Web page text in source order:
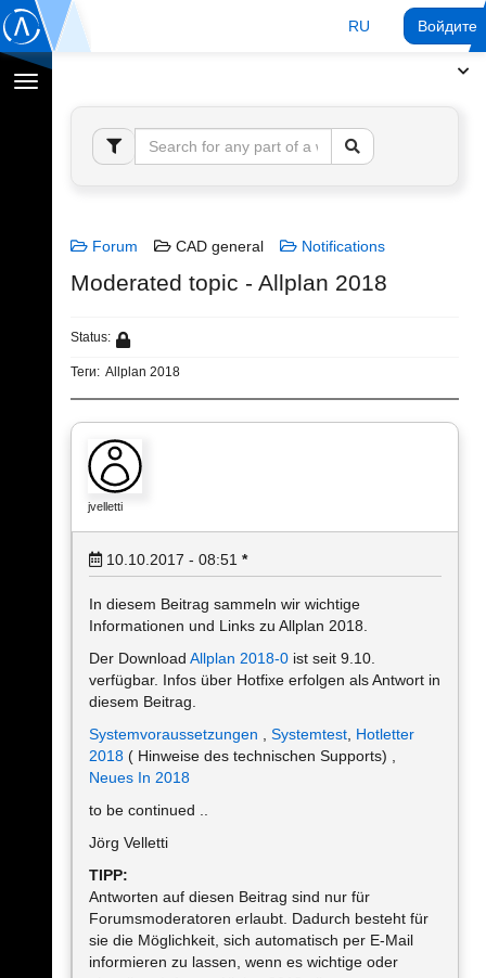
RU Войдите
Переключение
навигации
Forum CAD general Notifications
Moderated topic - Allplan 2018
Status:
Теги: Allplan 2018
jvelletti
10.10.2017 - 08:51 *
In diesem Beitrag sammeln wir wichtige
Informationen und Links zu Allplan 2018.
Der Download Allplan 2018-0 ist seit 9.10.
verfügbar. Infos über Hotfixe erfolgen als Antwort in
diesem Beitrag.
Systemvoraussetzungen
Systemtest Hotletter
2018 ( Hinweise des technischen Supports) ,
Neues In 2018
to be continued ..
Jörg Velletti
TIPP:
Antworten auf diesen Beitrag sind nur für
Forumsmoderatoren erlaubt. Dadurch besteht für
sie die Möglichkeit, sich automatisch per E-Mail
informieren zu lassen, wenn es wichtige oder